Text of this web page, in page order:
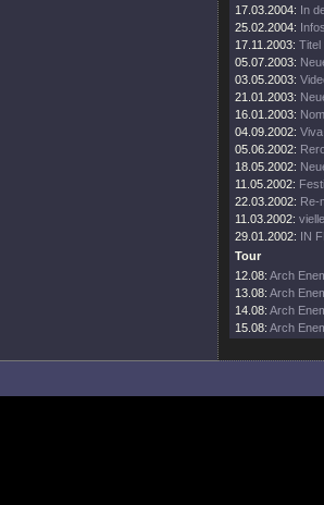
17.03.2004: In
25.02.2004:
17.11.2003: Titel
05.07.2003:
03.05.2003:
21.01.2003:
16.01.2003:
04.09.2002:
05.06.2002:
18.05.2002:
11.05.2002:
22.03.2002: Re-
11.03.2002:
29.01.2002: IN
Tour
12.08: Arch
13.08: Arch
14.08: Arch
15.08: Arch